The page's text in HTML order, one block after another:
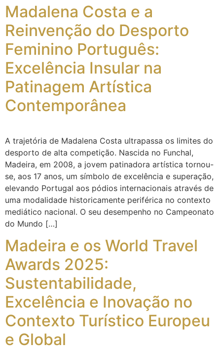
Madalena Costa e a
Reinvenção do Desporto
Feminino Português:
Excelência Insular na
Patinagem Artística
Contemporânea
A trajetória de Madalena Costa ultrapassa os limites do
desporto de alta competição. Nascida no Funchal,
Madeira, em 2008, a jovem patinadora artística tornou-
se, aos 17 anos, um símbolo de excelência e superação,
elevando Portugal aos pódios internacionais através de
uma modalidade historicamente periférica no contexto
mediático nacional. O seu desempenho no Campeonato
do Mundo […]
Madeira e os World Travel
Awards 2025:
Sustentabilidade,
Excelência e Inovação no
Contexto Turístico Europeu
e Global